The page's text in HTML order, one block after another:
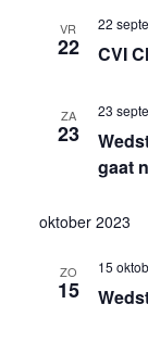
VR
22 CVI
22
ZA
23
gaat
23
oktober 2023
ZO
15
15